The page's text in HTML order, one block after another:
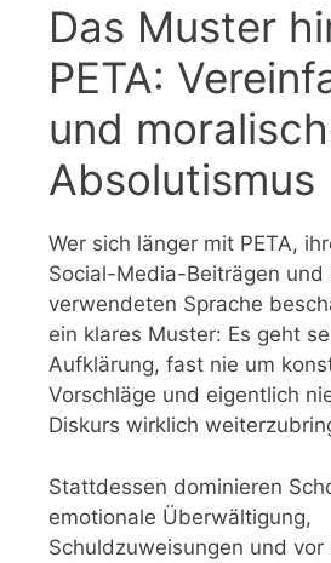
Das Muster
PETA:
und
Absolutismus
Wer sich länger mit PETA,
Social-Media-Beiträgen und
verwendeten Sprache
ein klares Muster: Es geht
Aufklärung, fast nie um
Vorschläge und eigentlich
Diskurs wirklich
Stattdessen dominieren
emotionale Überwältigung,
Schuldzuweisungen und vor